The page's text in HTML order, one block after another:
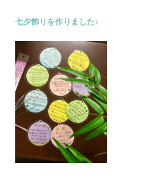
七夕飾りを作りました♪